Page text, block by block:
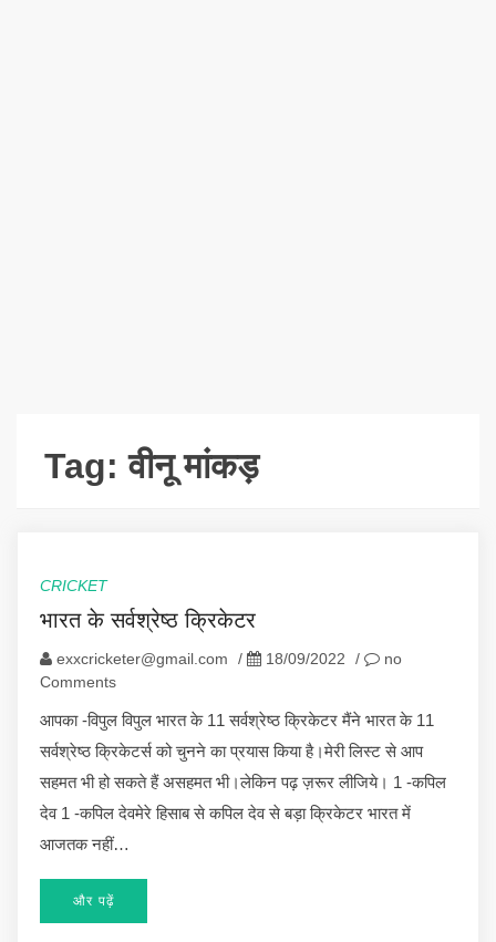
Tag:वीनू मांकड़
CRICKET
भारत के सर्वश्रेष्ठ क्रिकेटर
exxcricketer@gmail.com / 18/09/2022 /
no
Comments
आपका -विपुल विपुल भारत के 11 सर्वश्रेष्ठ क्रिकेटर मैंने भारत के 11
सर्वश्रेष्ठ क्रिकेटर्स को चुनने का प्रयास किया है।मेरी लिस्ट से आप
सहमत भी हो सकते हैं असहमत भी।लेकिन पढ़ ज़रूर लीजिये। 1 -कपिल
देव 1 -कपिल देवमेरे हिसाब से कपिल देव से बड़ा क्रिकेटर भारत में
आजतक नहीं…
और पढ़ें